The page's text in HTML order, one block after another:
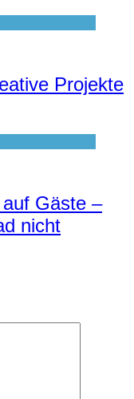
Projekte
Gäste –
nicht